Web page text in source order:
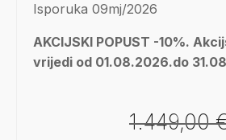
Isporuka 09mj/2026
AKCIJSKI POPUST -10%.
vrijedi od 01.08.2026.do
1.449,00